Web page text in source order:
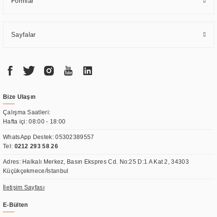
Sayfalar
Bize Ulaşın
Çalışma Saatleri:
Hafta içi: 08:00 - 18:00
WhatsApp Destek:05302389557
Tel: 0212 293 58 26
Adres: Halkalı Merkez, Basın Ekspres Cd. No:25 D:1 A Kat 2, 34303
Küçükçekmece/İstanbul
İletişim Sayfası
E-Bülten